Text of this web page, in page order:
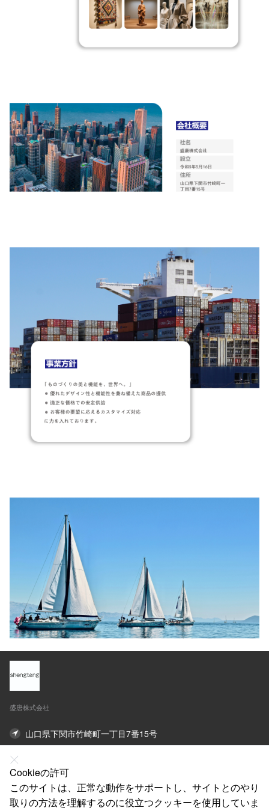
盛唐株式会社
山口県下関市竹崎町一丁目7番15号
私たちについて
Cookieの許可
このサイトは、正常な動作をサポートし、サイトとのやり
取りの方法を理解するのに役立つクッキーを使用していま